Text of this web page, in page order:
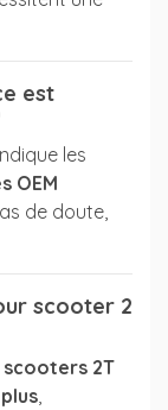
est
les
OEM
de doute,
scooter 2
scooters 2T
,